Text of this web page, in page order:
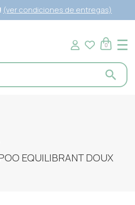
(ver condiciones de entregas)
0
EQUILIBRANT DOUX